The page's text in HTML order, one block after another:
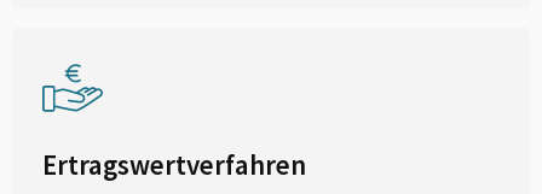
Ertragswertverfahren